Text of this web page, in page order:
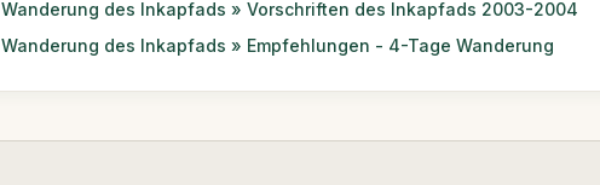
Wanderung des Inkapfads » Vorschriften des Inkapfads 2003-2004
Wanderung des Inkapfads » Empfehlungen - 4-Tage Wanderung